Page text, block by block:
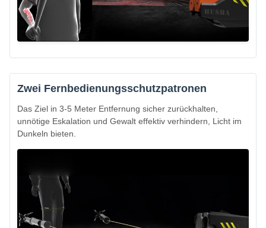
Zwei Fernbedienungsschutzpatronen
Das Ziel in 3-5 Meter Entfernung sicher zurückhalten,
unnötige Eskalation und Gewalt effektiv verhindern, Licht im
Dunkeln bieten.